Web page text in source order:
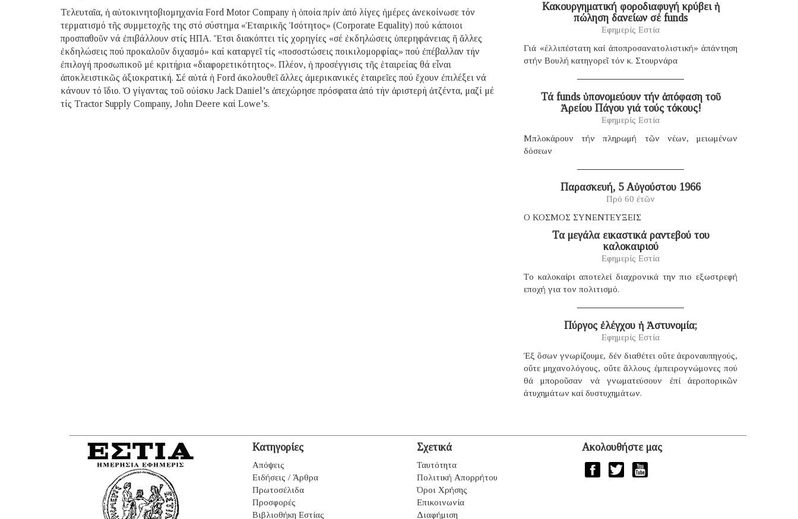
Τελευταῖα, ἡ αὐτοκινητοβιομηχανία Ford Motor Company ἡ ὁποία πρίν ἀπό λίγες ἡμέρες ἀνεκοίνωσε τόν
τερματισμό τῆς συμμετοχῆς της στό σύστημα «Ἑταιρικῆς Ἰσότητος» (Corporate Equality) πού κάποιοι
προσπαθοῦν νά ἐπιβάλλουν στίς ΗΠΑ. Ἔτσι διακόπτει τίς χορηγίες «σέ ἐκδηλώσεις ὑπερηφάνειας ἤ ἄλλες
ἐκδηλώσεις πού προκαλοῦν διχασμό» καί καταργεῖ τίς «ποσοστώσεις ποικιλομορφίας» πού ἐπέβαλλαν τήν
ἐπιλογή προσωπικοῦ μέ κριτήρια «διαφορετικότητος». Πλέον, ἡ προσέγγισις τῆς ἑταιρείας θά εἶναι
ἀποκλειστικῶς ἀξιοκρατική. Σέ αὐτά ἡ Ford ἀκολουθεῖ ἄλλες ἀμερικανικές ἑταιρεῖες πού ἔχουν ἐπιλέξει νά
κάνουν τό ἴδιο. Ὁ γίγαντας τοῦ οὐίσκυ Jack Daniel’s ἀπεχώρησε πρόσφατα ἀπό τήν ἀριστερή ἀτζέντα, μαζί μέ
τίς Tractor Supply Company, John Deere καί Lowe’s.
Κακουργηματική φοροδιαφυγή κρύβει ἡ
πώληση δανείων σέ funds
Εφημερίς Εστία
Γιά «ἐλλιπέστατη καί ἀποπροσανατολιστική» ἀπάντηση
στήν Βουλή κατηγορεῖ τόν κ. Στουρνάρα
Τά funds ὑπονομεύουν τήν ἀπόφαση τοῦ
Ἀρείου Πάγου γιά τούς τόκους!
Εφημερίς Εστία
Μπλοκάρουν τήν πληρωμή τῶν νέων, μειωμένων
δόσεων
Παρασκευή, 5 Αὐγούστου 1966
Πρό 60 ἐτῶν
Ο ΚΟΣΜΟΣ ΣΥΝΕΝΤΕΥΞΕΙΣ
Τα μεγάλα εικαστικά ραντεβού του
καλοκαιριού
Εφημερίς Εστία
Tο καλοκαίρι αποτελεί διαχρονικά την πιο εξωστρεφή
εποχή για τον πολιτισμό.
Πύργος ἐλέγχου ἡ Ἀστυνομία;
Εφημερίς Εστία
Ἐξ ὅσων γνωρίζουμε, δέν διαθέτει οὔτε ἀεροναυπηγούς,
οὔτε μηχανολόγους, οὔτε ἄλλους ἐμπειρογνώμονες πού
θά μποροῦσαν νά γνωματεύσουν ἐπί ἀεροπορικῶν
ἀτυχημάτων καί δυστυχημάτων.
Κατηγορίες
Απόψεις
Ειδήσεις / Άρθρα
Πρωτοσέλιδα
Προσφορές
Βιβλιοθήκη Εστίας
Σχετικά
Ταυτότητα
Πολιτική Απορρήτου
Όροι Χρήσης
Επικοινωνία
Διαφήμιση
Ακολουθήστε μας